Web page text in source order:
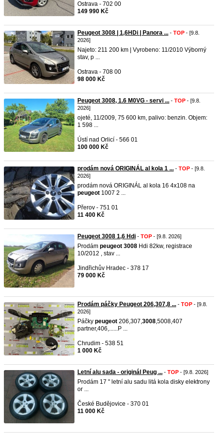
Ostrava - 702 00
149 990 Kč
Peugeot 3008 | 1,6HDi | Panora ... - TOP - [9.8.
2026]
Najeto: 211 200 km | Vyrobeno: 11/2010 Výborný
stav, p ...
Ostrava - 708 00
98 000 Kč
Peugeot 3008, 1.6 M0VG - servi ... - TOP - [9.8.
2026]
ojeté, 11/2009, 75 600 km, palivo: benzin. Objem:
1 598 ...
Ústí nad Orlicí - 566 01
100 000 Kč
prodám nová ORIGINÁL al kola 1 ... - TOP - [9.8.
2026]
prodám nová ORIGINÁL al kola 16 4x108 na
peugeot 1007 2 ...
Přerov - 751 01
11 400 Kč
Peugeot 3008 1,6 Hdi - TOP - [9.8. 2026]
Prodám peugeot 3008 Hdi 82kw, registrace
10/2012 , stav ...
Jindřichův Hradec - 378 17
79 000 Kč
Prodám páčky Peugeot 206,307,8 ... - TOP - [9.8.
2026]
Páčky peugeot 206,307,3008,5008,407
partner,406,......P ...
Chrudim - 538 51
1 000 Kč
Letní alu sada - originál Peug ... - TOP - [9.8. 2026]
Prodám 17 " letní alu sadu litá kola disky elektrony
or ...
České Budějovice - 370 01
11 000 Kč